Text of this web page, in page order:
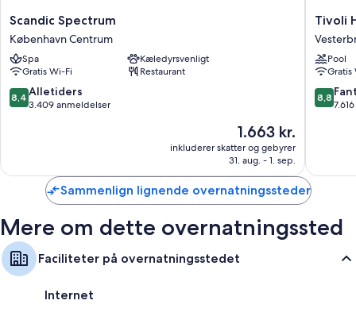
Scandic
Spectrum
København
Centrum
Scandic Spectrum
København Centrum
Spa
Kæledyrsvenligt
Gratis Wi-Fi
Restaurant
8.4
ud
anmeldelser
8,4 Alletiders
3.409 anmeldelser
Prisen
er
1.663 kr.
1.663 kr.
inkluderer skatter og gebyrer
31. aug. - 1. sep.
Tivoli
Hotel
Tivoli
Pool
Gratis
8.8
ud
8,8
Sammenlign lignende overnatningssteder
Mere om dette overnatningssted
Faciliteter på overnatningsstedet
Internet